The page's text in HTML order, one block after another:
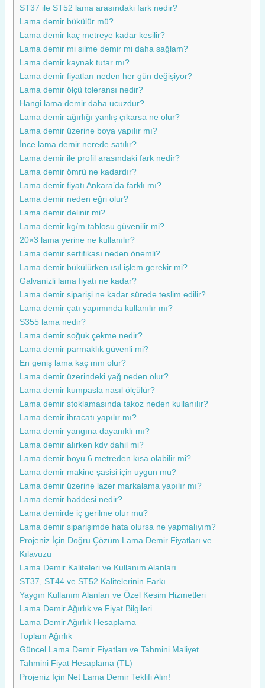
ST37 ile ST52 lama arasındaki fark nedir?
Lama demir bükülür mü?
Lama demir kaç metreye kadar kesilir?
Lama demir mi silme demir mi daha sağlam?
Lama demir kaynak tutar mı?
Lama demir fiyatları neden her gün değişiyor?
Lama demir ölçü toleransı nedir?
Hangi lama demir daha ucuzdur?
Lama demir ağırlığı yanlış çıkarsa ne olur?
Lama demir üzerine boya yapılır mı?
İnce lama demir nerede satılır?
Lama demir ile profil arasındaki fark nedir?
Lama demir ömrü ne kadardır?
Lama demir fiyatı Ankara’da farklı mı?
Lama demir neden eğri olur?
Lama demir delinir mi?
Lama demir kg/m tablosu güvenilir mi?
20×3 lama yerine ne kullanılır?
Lama demir sertifikası neden önemli?
Lama demir bükülürken ısıl işlem gerekir mi?
Galvanizli lama fiyatı ne kadar?
Lama demir siparişi ne kadar sürede teslim edilir?
Lama demir çatı yapımında kullanılır mı?
S355 lama nedir?
Lama demir soğuk çekme nedir?
Lama demir parmaklık güvenli mi?
En geniş lama kaç mm olur?
Lama demir üzerindeki yağ neden olur?
Lama demir kumpasla nasıl ölçülür?
Lama demir stoklamasında takoz neden kullanılır?
Lama demir ihracatı yapılır mı?
Lama demir yangına dayanıklı mı?
Lama demir alırken kdv dahil mi?
Lama demir boyu 6 metreden kısa olabilir mi?
Lama demir makine şasisi için uygun mu?
Lama demir üzerine lazer markalama yapılır mı?
Lama demir haddesi nedir?
Lama demirde iç gerilme olur mu?
Lama demir siparişimde hata olursa ne yapmalıyım?
Projeniz İçin Doğru Çözüm Lama Demir Fiyatları ve
Kılavuzu
Lama Demir Kaliteleri ve Kullanım Alanları
ST37, ST44 ve ST52 Kalitelerinin Farkı
Yaygın Kullanım Alanları ve Özel Kesim Hizmetleri
Lama Demir Ağırlık ve Fiyat Bilgileri
Lama Demir Ağırlık Hesaplama
Toplam Ağırlık
Güncel Lama Demir Fiyatları ve Tahmini Maliyet
Tahmini Fiyat Hesaplama (TL)
Projeniz İçin Net Lama Demir Teklifi Alın!